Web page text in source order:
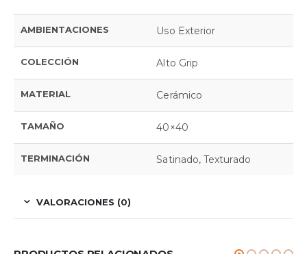
AMBIENTACIONES Uso Exterior
COLECCIÓN Alto Grip
MATERIAL Cerámico
TAMAÑO 40×40
TERMINACIÓN Satinado, Texturado
VALORACIONES (0)